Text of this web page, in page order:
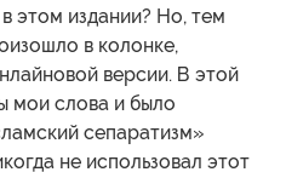
этом издании? Но, тем
в колонке,
версии. В этой
мои слова и было
сепаратизм»
не использовал этот